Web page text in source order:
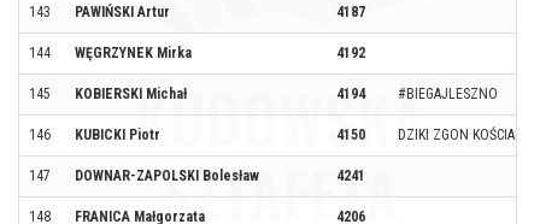
143 PAWIŃSKI Artur 4187
144 WĘGRZYNEK Mirka 4192
145 KOBIERSKI Michał 4194 #BIEGAJLESZNO
146 KUBICKI Piotr 4150 DZIKI ZGON KOŚCIAN
147 DOWNAR-ZAPOLSKI Bolesław 4241
148 FRANICA Małgorzata 4206